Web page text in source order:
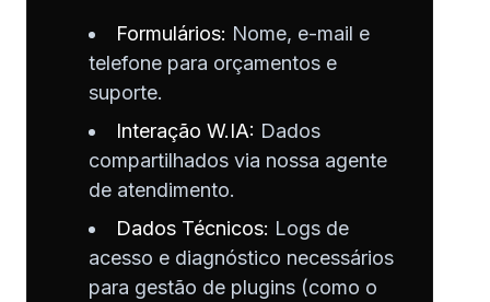
Formulários: Nome, e-mail e
telefone para orçamentos e
suporte.
Interação W.IA: Dados
compartilhados via nossa agente
de atendimento.
Dados Técnicos: Logs de
acesso e diagnóstico necessários
para gestão de plugins (como o